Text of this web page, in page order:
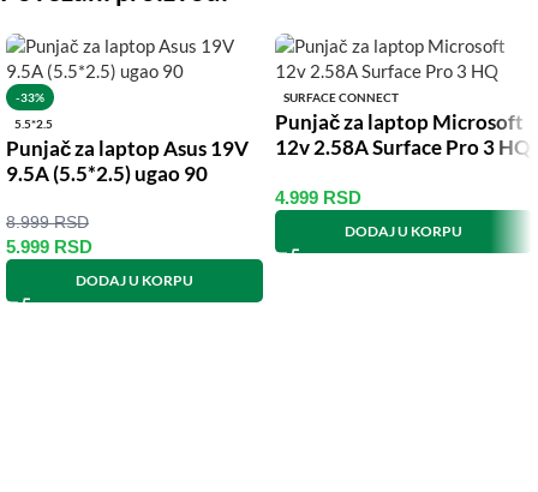
-33%
5.5*2.5
Punjač za laptop Asus 19V
9.5A (5.5*2.5) ugao 90
8.999RSD
5.999 RSD
DODAJ U KORPU
SURFACE CONNECT
Punjač za laptop Microsoft
12v 2.58A Surface Pro 3 HQ
4.999 RSD
DODAJ U KORPU